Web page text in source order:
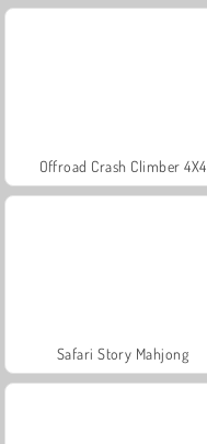
Offroad Crash Climber 4X4
Safari Story Mahjong